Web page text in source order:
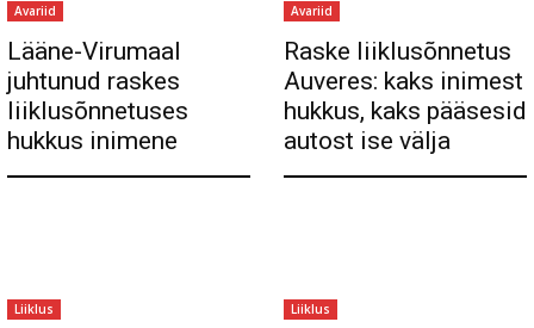
Avariid
Lääne-Virumaal
juhtunud raskes
liiklusõnnetuses
hukkus inimene
Avariid
Raske liiklusõnnetus
Auveres: kaks inimest
hukkus, kaks pääsesid
autost ise välja
Liiklus Liiklus